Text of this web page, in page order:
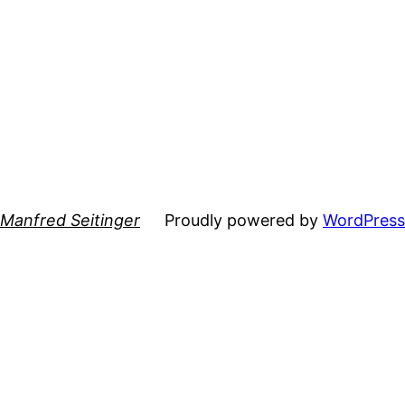
Manfred Seitinger Proudly powered by WordPress